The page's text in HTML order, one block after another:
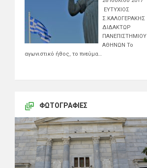
ΕΥΤΥΧΙΟΣ
Σ.ΚΑΛΟΓΕΡΑΚΗΣ
ΔΙΔΑΚΤΩΡ
ΠΑΝΕΠΙΣΤΗΜΙΟΥ
ΑΘΗΝΩΝ Το
αγωνιστικό ήθος, το πνεύμα…
ΦΩΤΟΓΡΑΦΊΕΣ